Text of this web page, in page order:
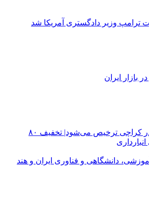
ترامپ وزیر دادگستری آمریکا شد
بازار ایران
کانتینرهای ایرانی در بندر کراچی ترخیص می‌شود| تخفیف ۸۰
دانشگاهی و فناوری ایران و هند